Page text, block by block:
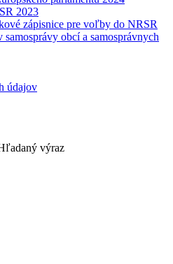
2023
zápisnice pre voľby do NRSR
obcí a samosprávnych
údajov
výraz